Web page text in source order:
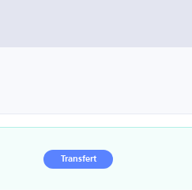
Transfert